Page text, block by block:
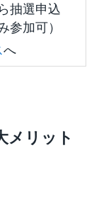
抽選申込
参加可）
へ
メリット